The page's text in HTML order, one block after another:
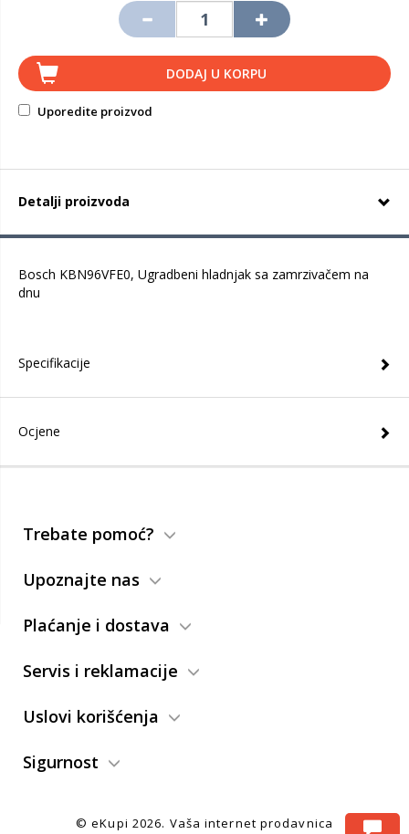
DODAJ U KORPU
Uporedite proizvod
Detalji proizvoda
Bosch KBN96VFE0, Ugradbeni hladnjak sa zamrzivačem na
dnu
Specifikacije
Ocjene
Trebate pomoć?
Upoznajte nas
Plaćanje i dostava
Servis i reklamacije
Uslovi korišćenja
Sigurnost
© eKupi 2026. Vaša internet prodavnica